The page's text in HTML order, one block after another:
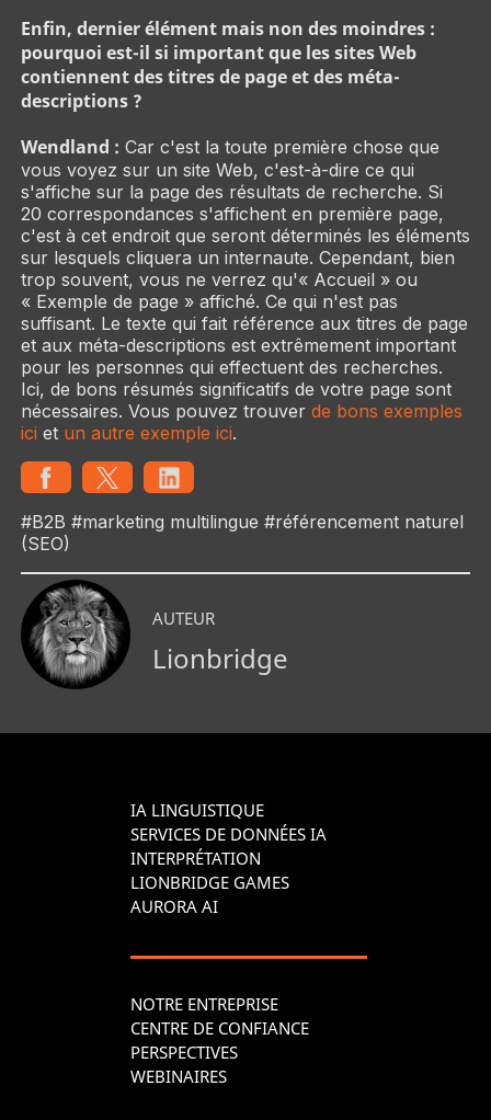
Enfin, dernier élément mais non des moindres :
pourquoi est-il si important que les sites Web
contiennent des titres de page et des méta-
descriptions ?
Wendland : Car c'est la toute première chose que
vous voyez sur un site Web, c'est-à-dire ce qui
s'affiche sur la page des résultats de recherche. Si
20 correspondances s'affichent en première page,
c'est à cet endroit que seront déterminés les éléments
sur lesquels cliquera un internaute. Cependant, bien
trop souvent, vous ne verrez qu'« Accueil » ou
« Exemple de page » affiché. Ce qui n'est pas
suffisant. Le texte qui fait référence aux titres de page
et aux méta-descriptions est extrêmement important
pour les personnes qui effectuent des recherches.
Ici, de bons résumés significatifs de votre page sont
nécessaires. Vous pouvez trouver de bons exemples
ici et un autre exemple ici.
#B2B #marketing multilingue #référencement naturel
(SEO)
AUTEUR
Lionbridge
IA LINGUISTIQUE
SERVICES DE DONNÉES IA
INTERPRÉTATION
LIONBRIDGE GAMES
AURORA AI
NOTRE ENTREPRISE
CENTRE DE CONFIANCE
PERSPECTIVES
WEBINAIRES